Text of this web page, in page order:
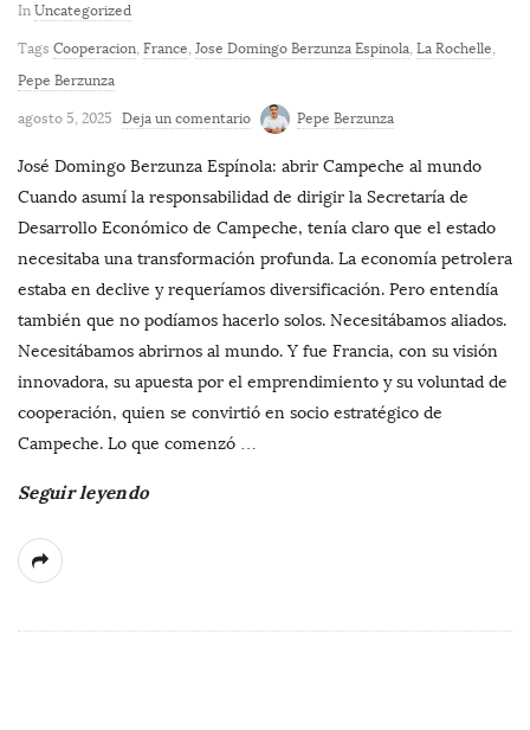
In Uncategorized
Tags Cooperacion, France, Jose Domingo Berzunza Espinola, La Rochelle,
Pepe Berzunza
agosto 5, 2025 Deja un comentario Pepe Berzunza
José Domingo Berzunza Espínola: abrir Campeche al mundo
Cuando asumí la responsabilidad de dirigir la Secretaría de
Desarrollo Económico de Campeche, tenía claro que el estado
necesitaba una transformación profunda. La economía petrolera
estaba en declive y requeríamos diversificación. Pero entendía
también que no podíamos hacerlo solos. Necesitábamos aliados.
Necesitábamos abrirnos al mundo. Y fue Francia, con su visión
innovadora, su apuesta por el emprendimiento y su voluntad de
cooperación, quien se convirtió en socio estratégico de
Campeche. Lo que comenzó …
Seguir leyendo